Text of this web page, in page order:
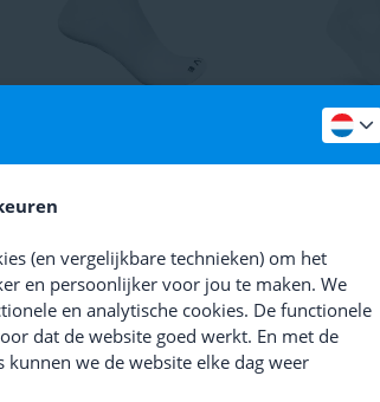
(17)
Vanaf 4,95
GripGrab
Vanaf
(en vergelijkbare technieken) om het
en persoonlijker voor jou te maken. We
en analytische cookies. De functionele
dat de website goed werkt. En met de
kunnen we de website elke dag weer